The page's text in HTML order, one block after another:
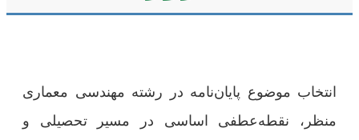
انتخاب موضوع پایان‌نامه در رشته مهندسی معماری
منظر، نقطه‌عطفی اساسی در مسیر تحصیلی و